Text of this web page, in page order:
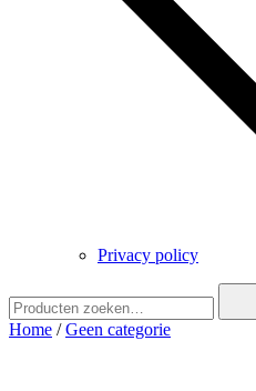
Privacy policy
naar:
Home /Geen categorie